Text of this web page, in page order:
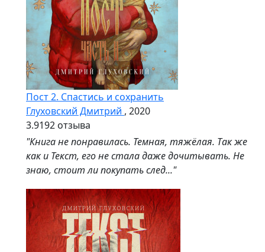
Пост 2. Спастись и сохранить
Глуховский Дмитрий , 2020
3.9192 отзыва
"Книга не понравилась. Темная, тяжёлая. Так же
как и Текст, его не стала даже дочитывать. Не
знаю, стоит ли покупать след..."